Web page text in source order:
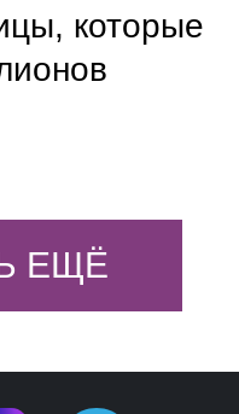
которые
ЕЩЁ